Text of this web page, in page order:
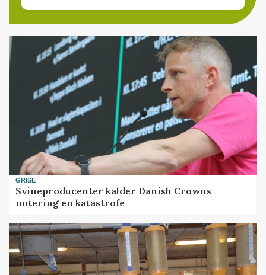
GRISE
Svineproducenter kalder Danish Crowns
notering en katastrofe